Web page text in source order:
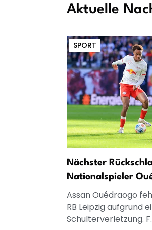
Aktuelle
SPORT
Nächster
Nationalspieler
Assan Ouédraogo
RB Leipzig aufgrund
Schulterverletzung.